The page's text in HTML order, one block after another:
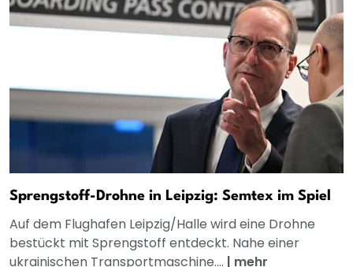
Sprengstoff-Drohne in Leipzig: Semtex im Spiel
Auf dem Flughafen Leipzig/Halle wird eine Drohne
bestückt mit Sprengstoff entdeckt. Nahe einer
ukrainischen Transportmaschine.... | mehr